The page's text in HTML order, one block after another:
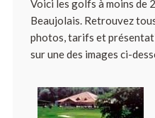
Voici les golfs à moins de
Beaujolais. Retrouvez
photos, tarifs et
sur une des images ci-